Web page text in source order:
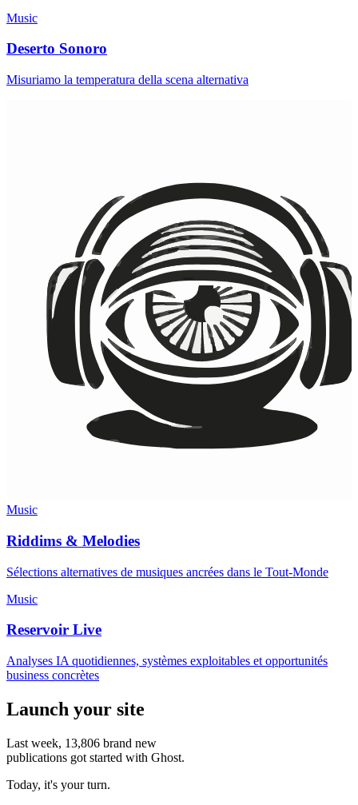
Music
Deserto Sonoro
Misuriamo la temperatura della scena alternativa
Music
Riddims & Melodies
Sélections alternatives de musiques ancrées dans le Tout-Monde
Music
Reservoir Live
Analyses IA quotidiennes, systèmes exploitables et opportunités
business concrètes
Launch your site
Last week, 13,806 brand new
publications got started with Ghost.
Today, it's your turn.